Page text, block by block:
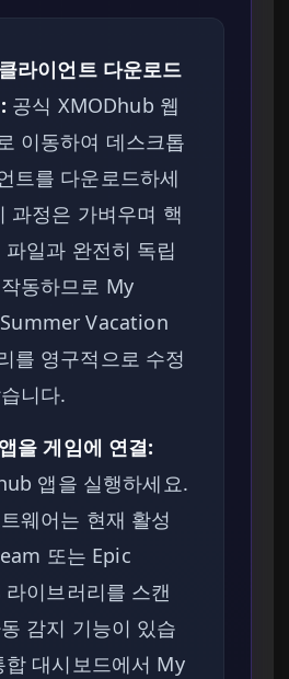
라이언트 다운로드
공식 XMODhub 웹
이동하여 데스크톱
트를 다운로드하세
과정은 가벼우며 핵
파일과 완전히 독립
동하므로 My
Vacation
를 영구적으로 수정
니다.
을 게임에 연결:
앱을 실행하세요.
웨어는 현재 활성
또는 Epic
이브러리를 스캔
감지 기능이 있습
합 대시보드에서 My